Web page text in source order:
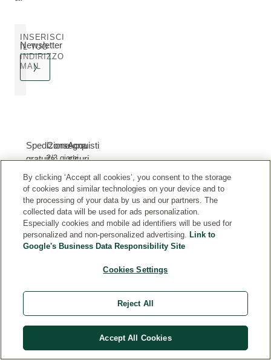
Newsletter
INSERISCI
IL TUO
INDIRIZZO
MAIL
Spedizione
gratuita
45€
Consegna
2/3 giorni
Acquisti
sicuri
Paypal
CUSTOMER SERVICE
By clicking ‘Accept all cookies’, you consent to the storage
of cookies and similar technologies on your device and to
the processing of your data by us and our partners. The
collected data will be used for ads personalization.
Especially cookies and mobile ad identifiers will be used for
personalized and non-personalized advertising. Link to
Google's Business Data Responsibility Site
Cookies Settings
Reject All
Accept All Cookies